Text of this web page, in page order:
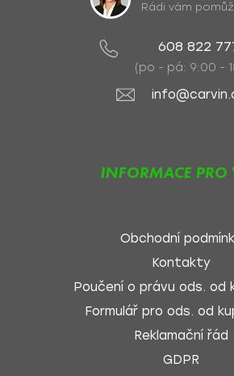
Rádi vám
608 822
(po - pá: 9:00 -
INFORMACE PRO
Obchodní
Kontakty
Poučení o právu ods. od
Formulář pro ods. od
Reklamační řád
GDPR